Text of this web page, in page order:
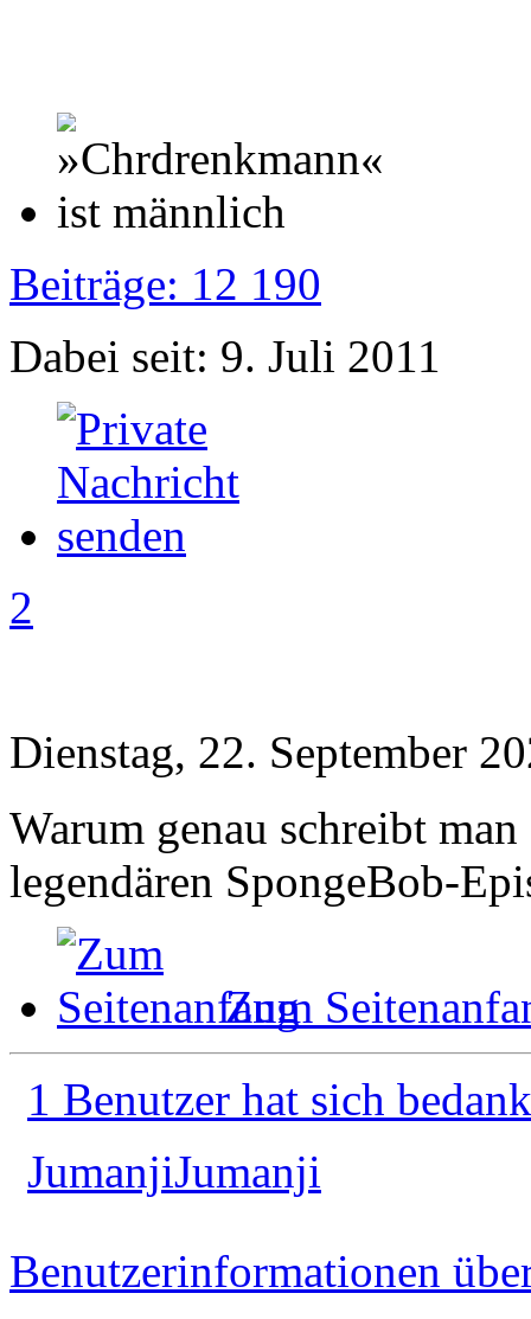
Beiträge: 12 190
Dabei seit: 9. Juli 2011
2
Dienstag, 22. September
Warum genau schreibt
legendären SpongeBob-
Zum
1 Benutzer hat sich
JumanjiJumanji
Benutzerinformationen